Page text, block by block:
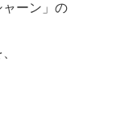
ャーン」の